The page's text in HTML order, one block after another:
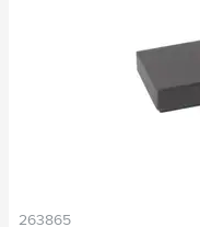
263865